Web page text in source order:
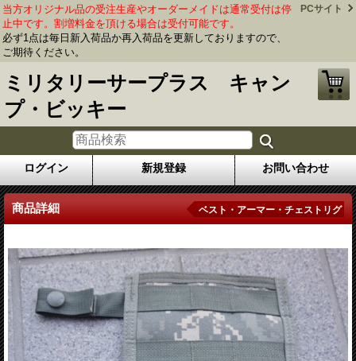
当方オリジナル品の受注生産やオーダーメイドは通常受付は停
止中です。割増料金を頂ける場合は受付可能です。
必ず1点は毎日新入荷品か再入荷品を更新しておりますので、
ご期待ください。
PCサイト
ミリタリーサープラス キャン
プ・ビッキー
ログイン 新規登録 お問い合わせ
商品詳細 ベスト・アーマー・チェストリグ